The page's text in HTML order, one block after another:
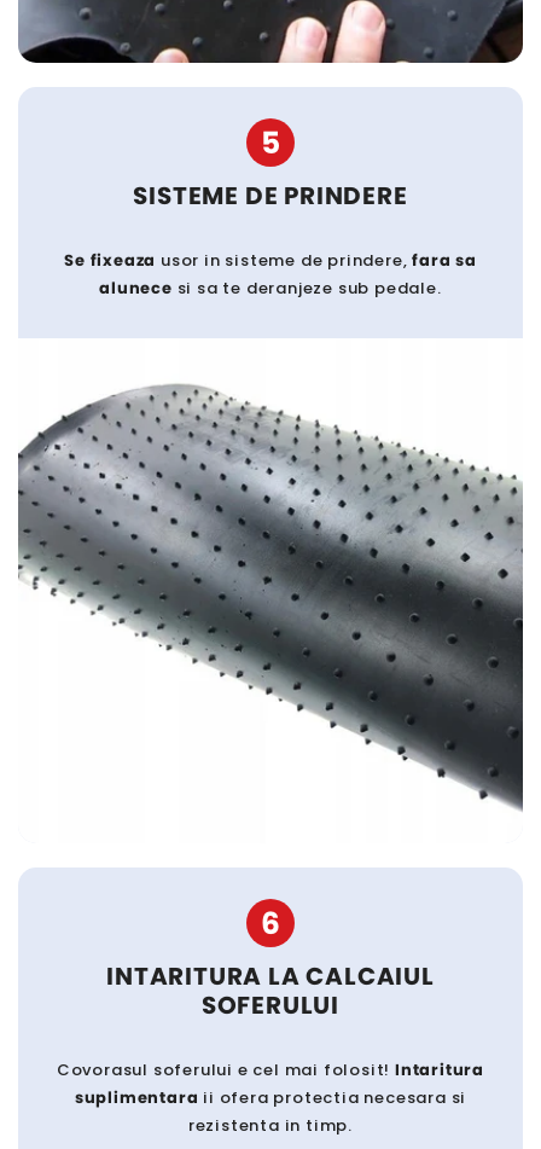
5
SISTEME DE PRINDERE
Se fixeaza usor in sisteme de prindere,fara sa
alunece si sa te deranjeze sub pedale.
6
INTARITURA LA CALCAIUL
SOFERULUI
Covorasul soferului e cel mai folosit!Intaritura
suplimentara ii ofera protectia necesara si
rezistenta in timp.